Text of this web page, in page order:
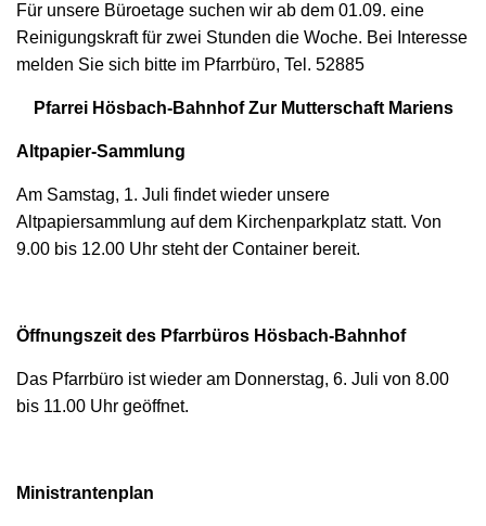
Für unsere Büroetage suchen wir ab dem 01.09. eine
Reinigungskraft für zwei Stunden die Woche. Bei Interesse
melden Sie sich bitte im Pfarrbüro, Tel. 52885
Pfarrei Hösbach-Bahnhof Zur Mutterschaft Mariens
Altpapier-Sammlung
Am Samstag, 1. Juli findet wieder unsere
Altpapiersammlung auf dem Kirchenparkplatz statt. Von
9.00 bis 12.00 Uhr steht der Container bereit.
Öffnungszeit des Pfarrbüros Hösbach-Bahnhof
Das Pfarrbüro ist wieder am Donnerstag, 6. Juli von 8.00
bis 11.00 Uhr geöffnet.
Ministrantenplan